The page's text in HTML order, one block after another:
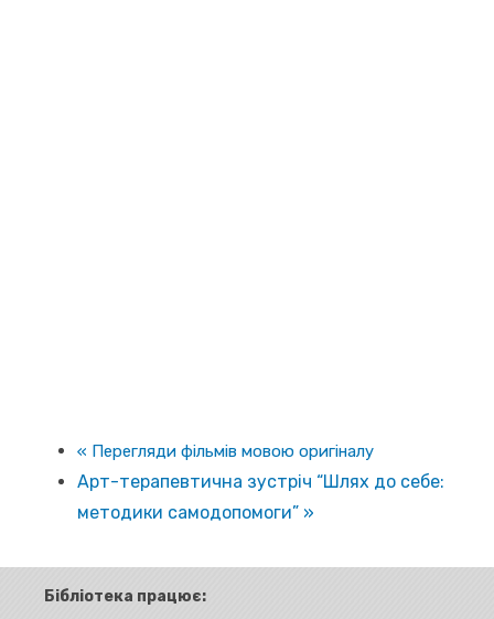
« Перегляди фільмів мовою оригіналу
Арт-терапевтична зустріч “Шлях до себе:
методики самодопомоги” »
Бібліотека працює: